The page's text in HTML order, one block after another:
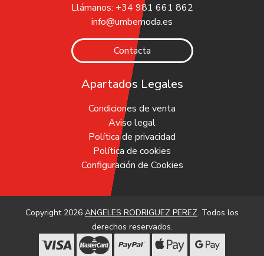
Llámanos: +34 981 661 862
info@umbemoda.es
Contacta
Apartados Legales
Condiciones de venta
Aviso legal
Política de privacidad
Política de cookies
Configuración de Cookies
Copyright 2026 ANGELES RODRIGUEZ PEREZ. Todos los
derechos reservados.